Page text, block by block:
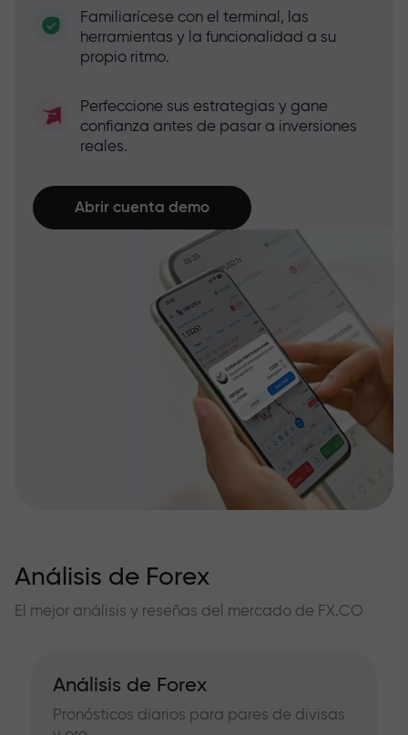
Familiarícese con el terminal, las
herramientas y la funcionalidad a su
propio ritmo.
Perfeccione sus estrategias y gane
confianza antes de pasar a inversiones
reales.
Abrir cuenta demo
Análisis de Forex
El mejor análisis y reseñas del mercado de FX.CO
Análisis de Forex
Pronósticos diarios para pares de divisas